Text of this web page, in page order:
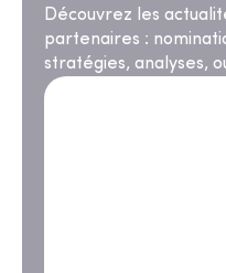
Découvrez les
partenaires :
stratégies, analyses,